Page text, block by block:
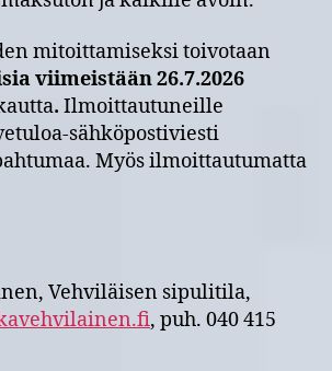
mitoittamiseksi toivotaan
viimeistään 26.7.2026
. Ilmoittautuneille
sähköpostiviesti
Myös ilmoittautumatta
Vehviläisen sipulitila,
, puh. 040 415